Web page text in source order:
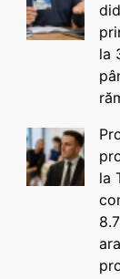
la
la